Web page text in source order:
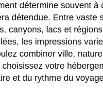
détermine souvent
détendue. Entre vaste
canyons, lacs et
les impressions
combiner ville,
votre
et du rythme du